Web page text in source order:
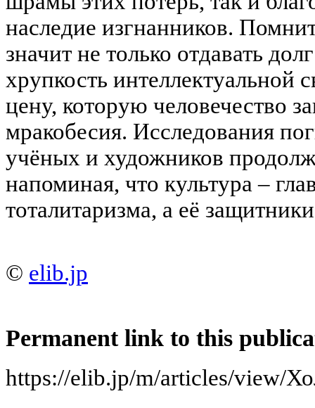
наследие изгнанников.
значит не только отдавать
хрупкость интеллектуальной
цену, которую человечество
мракобесия. Исследования
учёных и художников
напоминая, что культура –
тоталитаризма, а её
© elib.jp
Permanent link to this
https://elib.jp/m/articles/view/